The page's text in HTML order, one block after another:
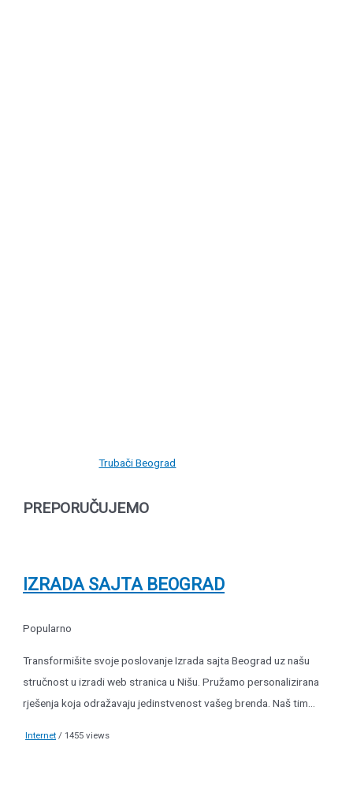
Trubači Beograd
PREPORUČUJEMO
IZRADA SAJTA BEOGRAD
Popularno
Transformišite svoje poslovanje Izrada sajta Beograd uz našu
stručnost u izradi web stranica u Nišu. Pružamo personalizirana
rješenja koja odražavaju jedinstvenost vašeg brenda. Naš tim...
Internet / 1455 views